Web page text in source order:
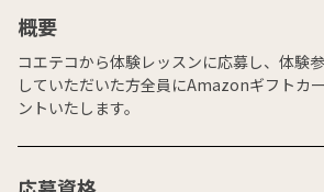
概要
コエテコから体験レッスンに応募し、体験
していただいた方全員にAmazonギフトカ
ントいたします。